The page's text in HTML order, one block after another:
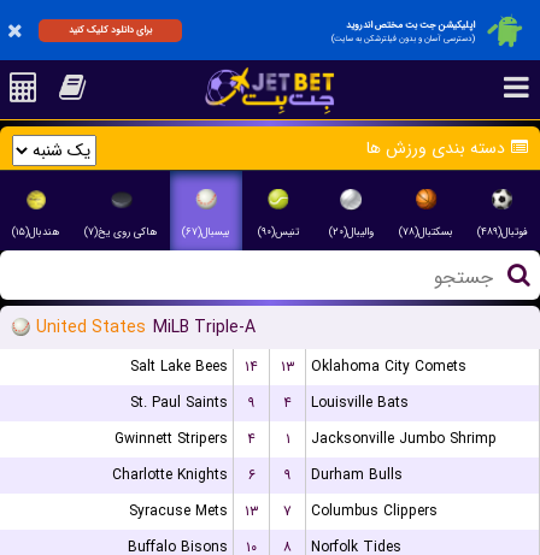
اپلیکیشن جت بت مختص اندروید
(دسترسی آسان و بدون فیلترشکن به سایت)
برای دانلود کلیک کنید
دسته بندی ورزش ها
فوتبال(۴۸۹) بسکتبال(۷۸) والیبال(۲۰) تنیس(۹۰) بیسبال(۶۷) هاکی روی یخ(۷) هندبال(۱۵)
United States MiLB Triple-A
Salt Lake Bees ۱۴ ۱۳
Oklahoma City Comets
St. Paul Saints
۹ ۴
Louisville Bats
Gwinnett Stripers
۴ ۱
Jacksonville Jumbo Shrimp
Charlotte Knights
۶ ۹
Durham Bulls
Syracuse Mets
۱۳ ۷
Columbus Clippers
Buffalo Bisons
۱۰ ۸
Norfolk Tides